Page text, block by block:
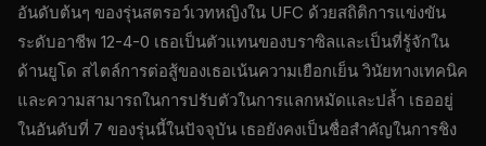
อันดับต้นๆ ของรุ่นสตรอว์เวทหญิงใน UFC ด้วยสถิติการแข่งขัน
ระดับอาชีพ 12-4-0 เธอเป็นตัวแทนของบราซิลและเป็นที่รู้จักใน
ด้านยูโด สไตล์การต่อสู้ของเธอเน้นความเยือกเย็น วินัยทางเทคนิค
และความสามารถในการปรับตัวในการแลกหมัดและปล้ำ เธออยู่
ในอันดับที่ 7 ของรุ่นนี้ในปัจจุบัน เธอยังคงเป็นชื่อสำคัญในการชิง